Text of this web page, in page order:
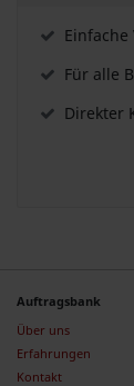
Einfache
Für alle
Direkter
Auftragsbank
Über uns
Erfahrungen
Kontakt